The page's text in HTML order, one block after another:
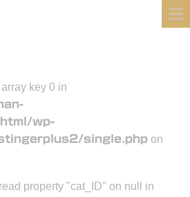
key 0 in
wp-
single.php on
property "cat_ID" on null in